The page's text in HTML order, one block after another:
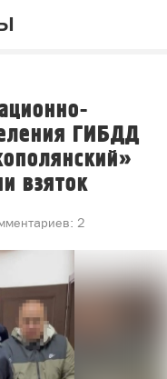
ГИБДД
взяток
2